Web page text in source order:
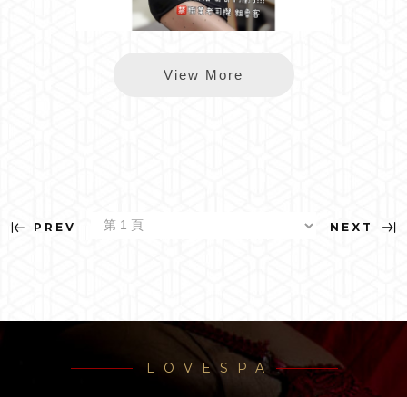
長春伊凡
View More
PREV NEXT
LOVESPA